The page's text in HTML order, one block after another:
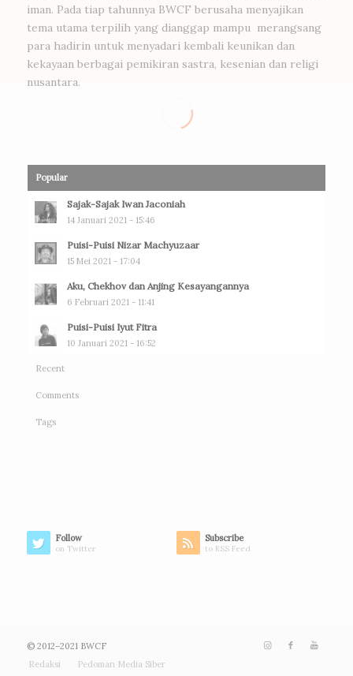
iman. Pada tiap tahunnya BWCF berusaha menyajikan
tema utama terpilih yang dianggap mampu merangsang
para hadirin untuk menyadari kembali keunikan dan
kekayaan berbagai pemikiran sastra, kesenian dan religi
nusantara.
Popular
Sajak-Sajak Iwan Jaconiah
14 Januari 2021 - 15:46
Puisi-Puisi Nizar Machyuzaar
15 Mei 2021 - 17:04
Aku, Chekhov dan Anjing Kesayangannya
6 Februari 2021 - 11:41
Puisi-Puisi Iyut Fitra
10 Januari 2021 - 16:52
Recent
Comments
Tags
Follow
on Twitter
Subscribe
to RSS Feed
© 2012–2021 BWCF
Redaksi
Pedoman Media Siber